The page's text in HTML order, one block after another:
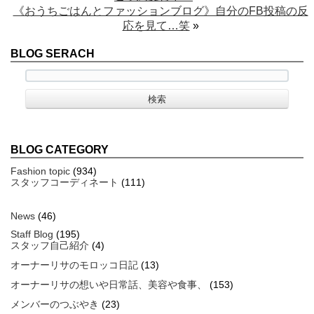
《おうちごはんとファッションブログ》自分のFB投稿の反
応を見て…笑»
BLOG SERACH
BLOG CATEGORY
Fashion topic (934)
スタッフコーディネート (111)
News (46)
Staff Blog (195)
スタッフ自己紹介 (4)
オーナーリサのモロッコ日記 (13)
オーナーリサの想いや日常話、美容や食事、
(153)
メンバーのつぶやき (23)